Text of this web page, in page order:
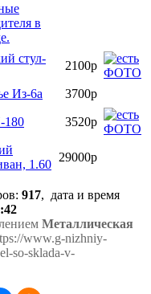
в
стул-
2100р
Из-6а 3700р
180 3520р
1.60
29000р
: 917, дата и время
Металлическая
www.g-nizhniy-
so-sklada-v-